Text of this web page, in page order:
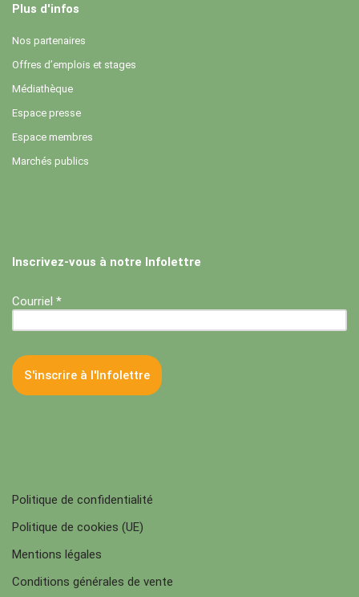
Plus d'infos
Nos partenaires
Offres d’emplois et stages
Médiathèque
Espace presse
Espace membres
Marchés publics
Inscrivez-vous à notre Infolettre
Courriel *
Politique de confidentialité
Politique de cookies (UE)
Mentions légales
Conditions générales de vente